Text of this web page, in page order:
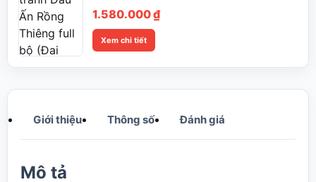
1.580.000₫
Xem chi tiết
Giới thiệu Thông số Đánh giá
Mô tả